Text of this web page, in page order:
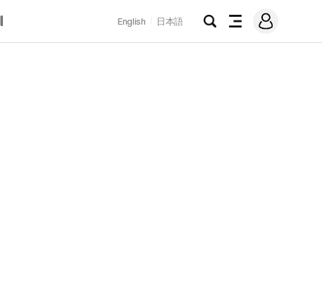
English 日本語
검
전
메
그